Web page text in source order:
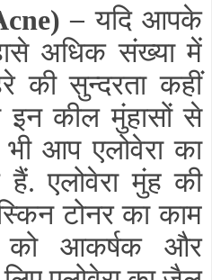
– यदि आपके
अधिक संख्या में
सुन्दरता कहीं
इन कील मुंहासों से
आप एलोवेरा का
एलोवेरा मुंह की
टोनर का काम
को आकर्षक और